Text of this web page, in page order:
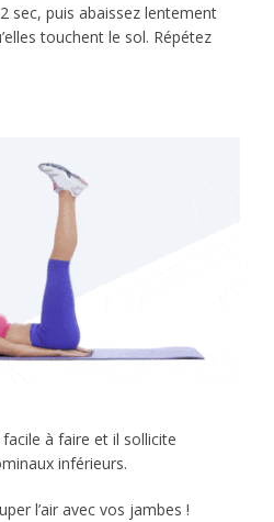
sec, puis abaissez lentement
touchent le sol. Répétez
facile à faire et il sollicite
inférieurs.
l’air avec vos jambes !